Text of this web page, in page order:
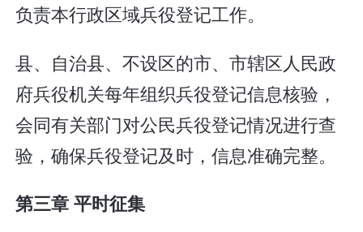
负责本行政区域兵役登记工作。
县、自治县、不设区的市、市辖区人民政
府兵役机关每年组织兵役登记信息核验，
会同有关部门对公民兵役登记情况进行查
验，确保兵役登记及时，信息准确完整。
第三章 平时征集